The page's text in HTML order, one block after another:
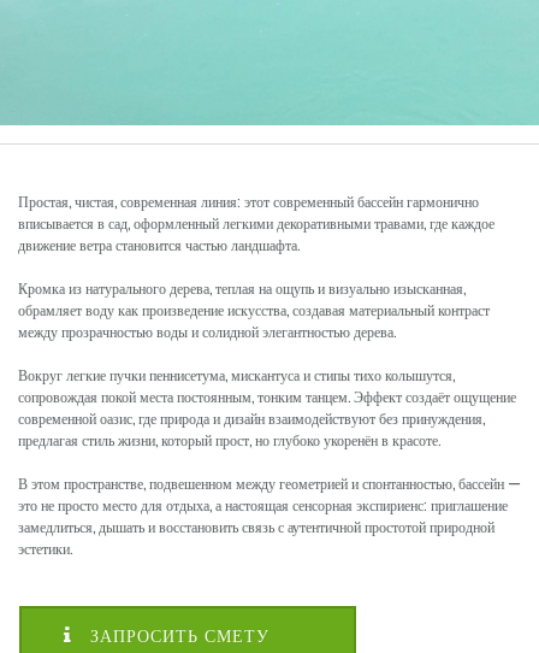
Простая, чистая, современная линия: этот современный бассейн гармонично
вписывается в сад, оформленный легкими декоративными травами, где каждое
движение ветра становится частью ландшафта.
Кромка из натурального дерева, теплая на ощупь и визуально изысканная,
обрамляет воду как произведение искусства, создавая материальный контраст
между прозрачностью воды и солидной элегантностью дерева.
Вокруг легкие пучки пеннисетума, мискантуса и стипы тихо колышутся,
сопровождая покой места постоянным, тонким танцем. Эффект создаёт ощущение
современной оазис, где природа и дизайн взаимодействуют без принуждения,
предлагая стиль жизни, который прост, но глубоко укоренён в красоте.
В этом пространстве, подвешенном между геометрией и спонтанностью, бассейн —
это не просто место для отдыха, а настоящая сенсорная экспириенс: приглашение
замедлиться, дышать и восстановить связь с аутентичной простотой природной
эстетики.
ЗАПРОСИТЬ СМЕТУ